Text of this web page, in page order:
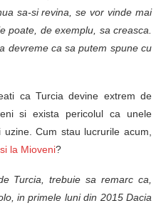
sa-si revina, se vor vinde mai
poate, de exemplu, sa creasca.
devreme ca sa putem spune cu
ca Turcia devine extrem de
si exista pericolul ca unele
Cum stau lucrurile acum,
la Mioveni?
Turcia, trebuie sa remarc ca,
in primele luni din 2015 Dacia